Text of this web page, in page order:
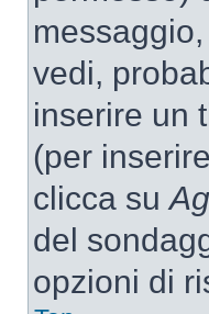
vedi,
inserire un
(per
clicca su
del
opzioni di